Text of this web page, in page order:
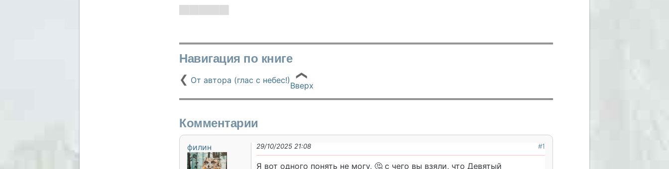
Навигация по книге
❮ От автора (глас с небес!) ❮
Вверх
Комментарии
филин 29/10/2025 21:08 #1
Я вот одного понять не могу, 🤔 с чего вы взяли, что Девятый